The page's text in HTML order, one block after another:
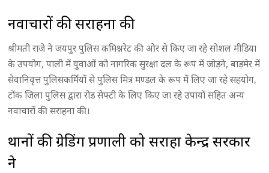
नवाचारों की सराहना की
श्रीमती राजे ने जयपुर पुलिस कमिश्नरेट की ओर से किए जा रहे सोशल मीडिया
के उपयोग, पाली में युवाओं को नागरिक सुरक्षा दल के रूप में जोड़ने, बाड़मेर में
सेवानिवृत्त पुलिसकर्मियों से पुलिस मित्र मण्डल के रूप में लिए जा रहे सहयोग,
टोंक जिला पुलिस द्वारा रोड सेफ्टी के लिए किए जा रहे उपायों सहित अन्य
नवाचारों की सराहना की।
थानों की ग्रेडिंग प्रणाली को सराहा केन्द्र सरकार
ने